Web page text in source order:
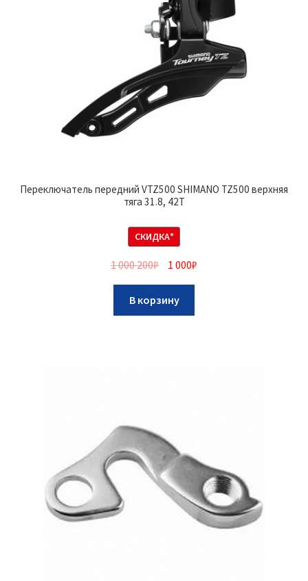
Переключатель передний VTZ500 SHIMANO TZ500 верхняя
тяга 31.8, 42Т
СКИДКА*
1 000 200₽ 1 000₽
В корзину